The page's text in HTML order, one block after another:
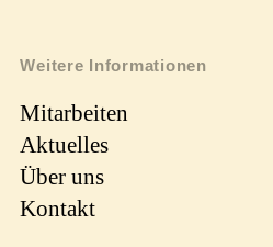
Weitere Informationen
Mitarbeiten
Aktuelles
Über uns
Kontakt